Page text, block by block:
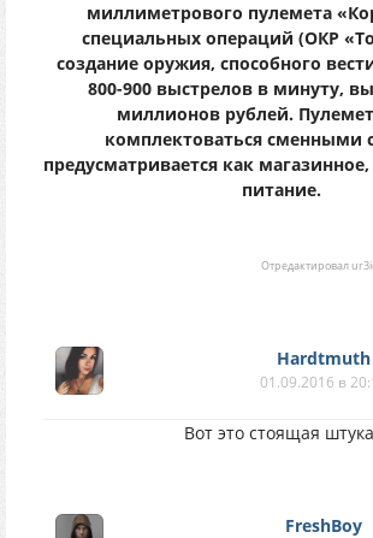
миллиметрового пулемета
специальных операций (ОКР
создание оружия, способного
800-900 выстрелов в минуту,
миллионов рублей.
комплектоваться сменными
предусматривается как
питание.
Отредактировал
Hardtmuth
01.09.2016 в
Вот это стоящая
FreshBoy